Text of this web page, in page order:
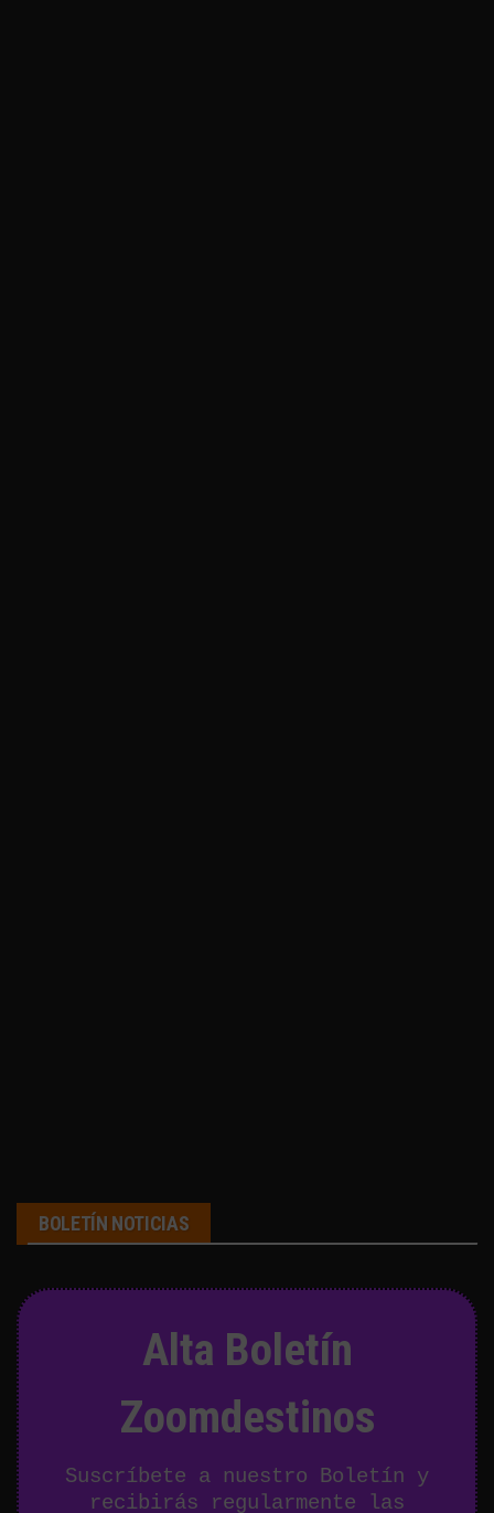
BOLETÍN NOTICIAS
Alta Boletín
Zoomdestinos
Suscríbete a nuestro Boletín y
recibirás regularmente las